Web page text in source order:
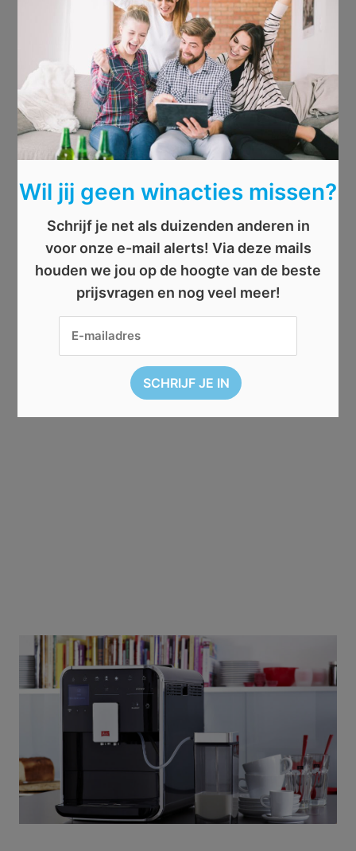
Wil jij geen winacties missen?
Schrijf je net als duizenden anderen in
voor onze e-mail alerts! Via deze mails
houden we jou op de hoogte van de beste
prijsvragen en nog veel meer!